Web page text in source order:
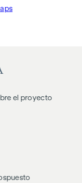
el proyecto